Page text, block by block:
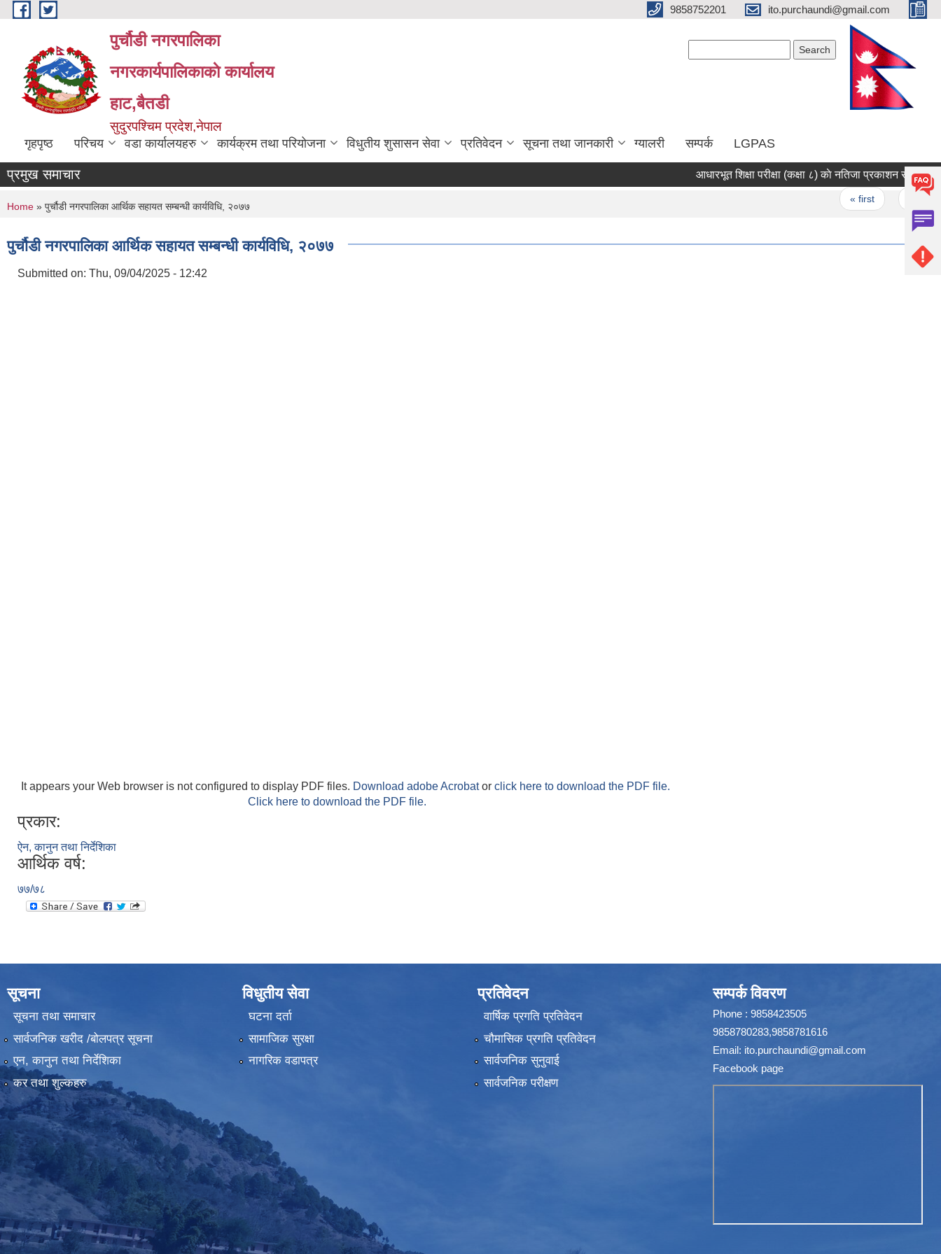
Skip to main content 9858752201 ito.purchaundi@gmail.com
पुर्चौडी नगरपालिका
नगरकार्यपालिकाकाे कार्यालय
हाट,बैतडी
सुदुरपश्चिम प्रदेश,नेपाल
गृहपृष्ठ परिचय वडा कार्यालयहरु कार्यक्रम तथा परियोजना विधुतीय शुसासन सेवा प्रतिवेदन सूचना तथा जानकारी ग्यालरी सम्पर्क LGPAS
प्रमुख समाचार आधारभूत शिक्षा परीक्षा (कक्षा ८) काे नतिजा प्रकाशन सम्बन्धि
« first ‹ previous
You are here
Home » पुर्चौडी नगरपालिका आर्थिक सहायत सम्बन्धी कार्यविधि, २०७७
पुर्चौडी नगरपालिका आर्थिक सहायत सम्बन्धी कार्यविधि, २०७७
Submitted on: Thu, 09/04/2025 - 12:42
It appears your Web browser is not configured to display PDF files. Download adobe Acrobator click here to download the PDF file.
Click here to download the PDF file.
प्रकार:
ऐन, कानुन तथा निर्देशिका
आर्थिक वर्ष:
७७/७८
सूचना
सूचना तथा समाचार
सार्वजनिक खरीद /बोलपत्र सूचना
एन, कानुन तथा निर्देशिका
कर तथा शुल्कहरु
विधुतीय सेवा
घटना दर्ता
सामाजिक सुरक्षा
नागरिक वडापत्र
प्रतिवेदन
वार्षिक प्रगति प्रतिवेदन
चौमासिक प्रगति प्रतिवेदन
सार्वजनिक सुनुवाई
सार्वजनिक परीक्षण
सम्पर्क विवरण
Phone : 9858423505
9858780283,9858781616
Email: ito.purchaundi@gmail.com
Facebook page